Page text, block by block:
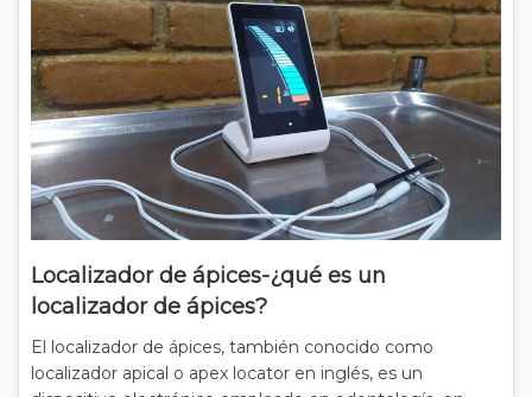
Localizador de ápices-¿qué es un
localizador de ápices?
El localizador de ápices, también conocido como
localizador apical o apex locator en inglés, es un